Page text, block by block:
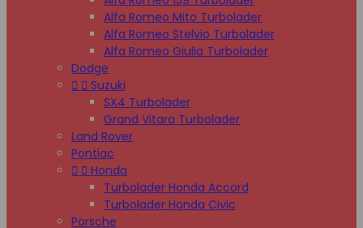
Alfa Romeo Mito Turbolader
Alfa Romeo Stelvio Turbolader
Alfa Romeo Giulia Turbolader
Dodge
  Suzuki
SX4 Turbolader
Grand Vitara Turbolader
Land Rover
Pontiac
  Honda
Turbolader Honda Accord
Turbolader Honda Civic
Porsche